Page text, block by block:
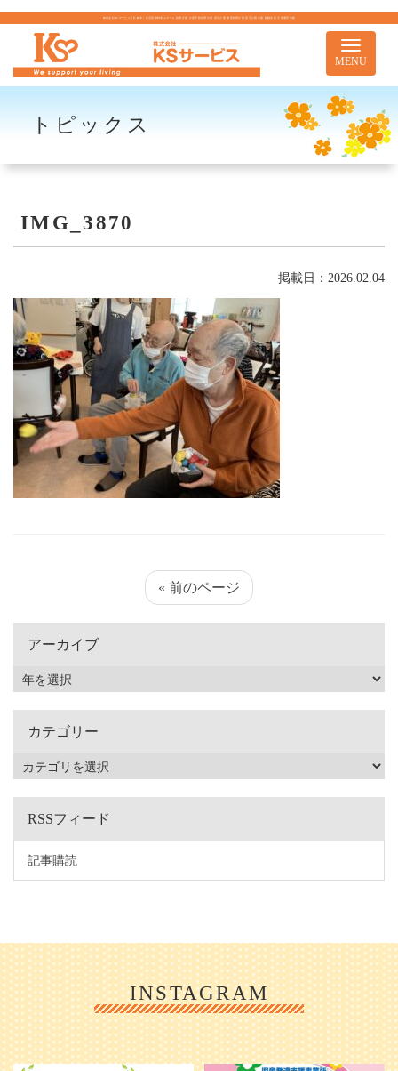
株式会社KSサービス｜札幌市｜住宅型有料老人ホーム 訪問介護 介護予防訪問介護 居宅介護 重度訪問介護 居宅介護支援 移動支援 児童通所事業
Toggle
MENU
トピックス
IMG_3870
掲載日：2026.02.04
« 前のページ
アーカイブ
カテゴリー
RSSフィード
記事購読
INSTAGRAM